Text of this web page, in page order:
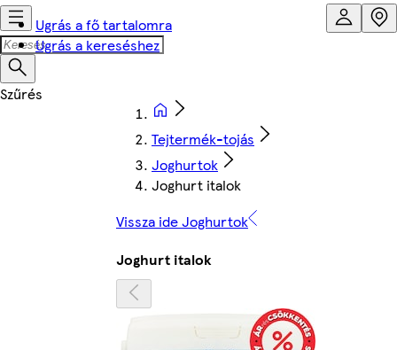
Ugrás a fő tartalomra
Ugrás a kereséshez
Tejtermék-tojás
Joghurtok
Joghurt italok
Vissza ide Joghurtok
Joghurt italok